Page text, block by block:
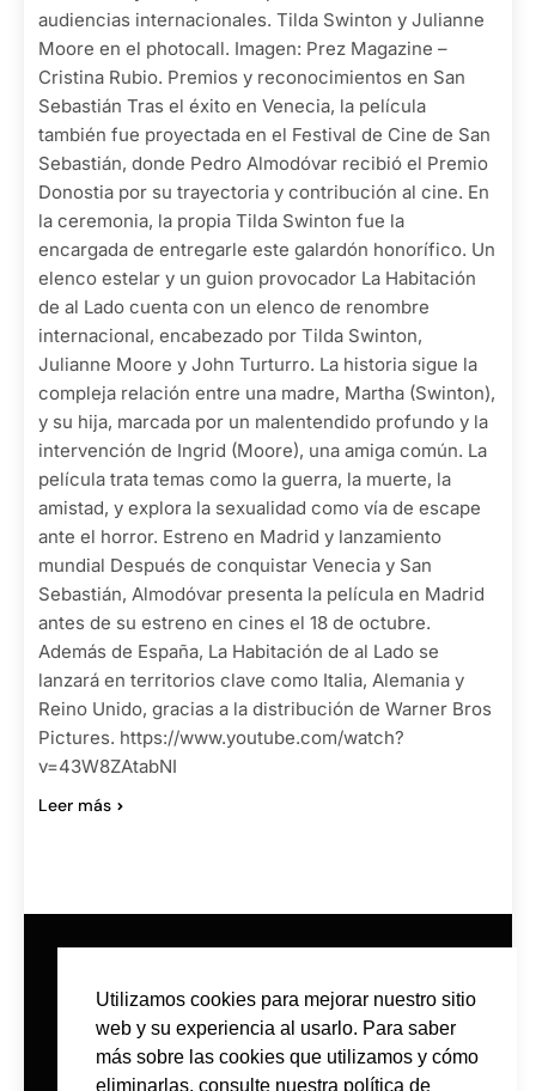
audiencias internacionales. Tilda Swinton y Julianne
Moore en el photocall. Imagen: Prez Magazine –
Cristina Rubio. Premios y reconocimientos en San
Sebastián Tras el éxito en Venecia, la película
también fue proyectada en el Festival de Cine de San
Sebastián, donde Pedro Almodóvar recibió el Premio
Donostia por su trayectoria y contribución al cine. En
la ceremonia, la propia Tilda Swinton fue la
encargada de entregarle este galardón honorífico. Un
elenco estelar y un guion provocador La Habitación
de al Lado cuenta con un elenco de renombre
internacional, encabezado por Tilda Swinton,
Julianne Moore y John Turturro. La historia sigue la
compleja relación entre una madre, Martha (Swinton),
y su hija, marcada por un malentendido profundo y la
intervención de Ingrid (Moore), una amiga común. La
película trata temas como la guerra, la muerte, la
amistad, y explora la sexualidad como vía de escape
ante el horror. Estreno en Madrid y lanzamiento
mundial Después de conquistar Venecia y San
Sebastián, Almodóvar presenta la película en Madrid
antes de su estreno en cines el 18 de octubre.
Además de España, La Habitación de al Lado se
lanzará en territorios clave como Italia, Alemania y
Reino Unido, gracias a la distribución de Warner Bros
Pictures. https://www.youtube.com/watch?
v=43W8ZAtabNI
Leer más
Utilizamos cookies para mejorar nuestro sitio
web y su experiencia al usarlo. Para saber
más sobre las cookies que utilizamos y cómo
eliminarlas, consulte nuestra política de